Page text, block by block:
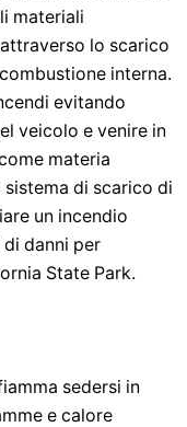
materiali
lo scarico
interna.
evitando
veicolo e venire in
materia
di scarico di
un incendio
danni per
State Park.
sedersi in
e calore